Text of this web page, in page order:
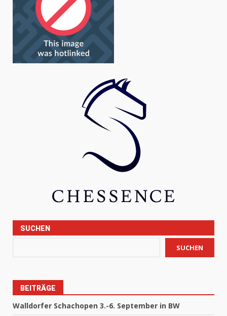
SUCHEN
SUCHEN
BEITRÄGE
Walldorfer Schachopen 3.-6. September in BW